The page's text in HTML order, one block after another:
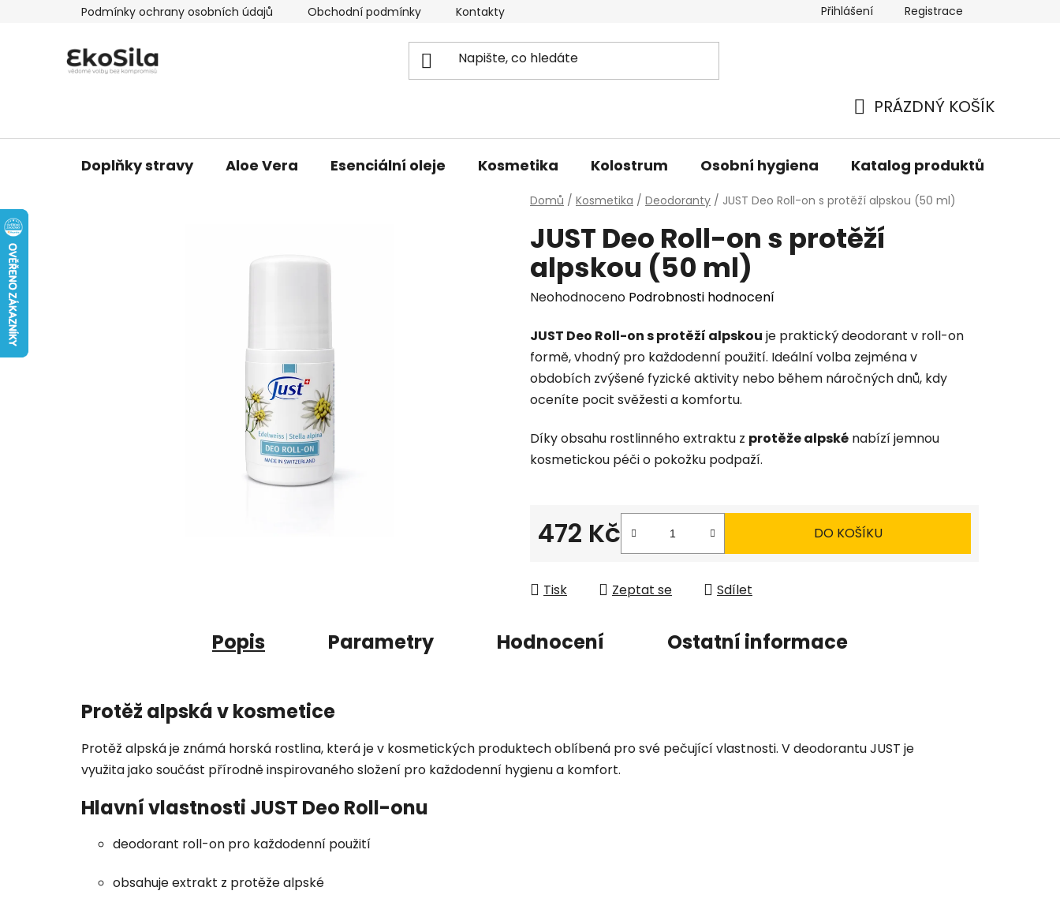
Podmínky ochrany osobních údajů Obchodní podmínky Kontakty Přihlášení Registrace
KOŠÍK
PRÁZDNÝ KOŠÍK
Doplňky stravy Aloe Vera Esenciální oleje Kosmetika Kolostrum Osobní hygiena Katalog produktů
Domů / Kosmetika / Deodoranty / JUST Deo Roll-on s protěží alpskou (50 ml)
JUST Deo Roll-on s protěží
alpskou (50 ml)
Průměrné
produktu
je
0,0
z
hvězdiček.
Neohodnoceno Podrobnosti hodnocení
JUST Deo Roll-on s protěží alpskou je praktický deodorant v roll-on
formě, vhodný pro každodenní použití. Ideální volba zejména v
obdobích zvýšené fyzické aktivity nebo během náročných dnů, kdy
oceníte pocit svěžesti a komfortu.
Díky obsahu rostlinného extraktu z protěže alpské nabízí jemnou
kosmetickou péči o pokožku podpaží.
472 Kč DO KOŠÍKU
Tisk Zeptat se Sdílet
Popis Parametry Hodnocení Ostatní informace
Protěž alpská v kosmetice
Protěž alpská je známá horská rostlina, která je v kosmetických produktech oblíbená pro své pečující vlastnosti. V deodorantu JUST je
využita jako součást přírodně inspirovaného složení pro každodenní hygienu a komfort.
Hlavní vlastnosti JUST Deo Roll-onu
deodorant roll-on pro každodenní použití
obsahuje extrakt z protěže alpské